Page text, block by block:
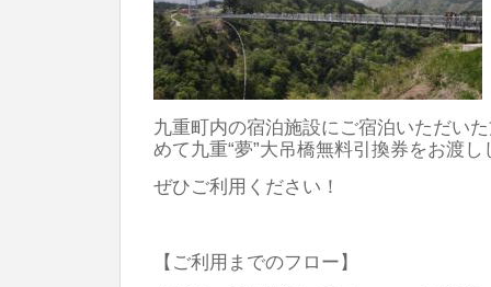
九重町内の宿泊施設にご宿泊いただい
めて九重“夢”大吊橋無料引換券をお渡
ぜひご利用ください！
【ご利用までのフロー】